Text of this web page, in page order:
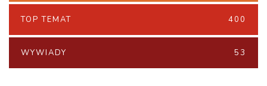
TOP TEMAT 400
WYWIADY 53